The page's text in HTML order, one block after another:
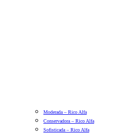
Moderada – Rico Alfa
Conservadora – Rico Alfa
Sofisticada – Rico Alfa